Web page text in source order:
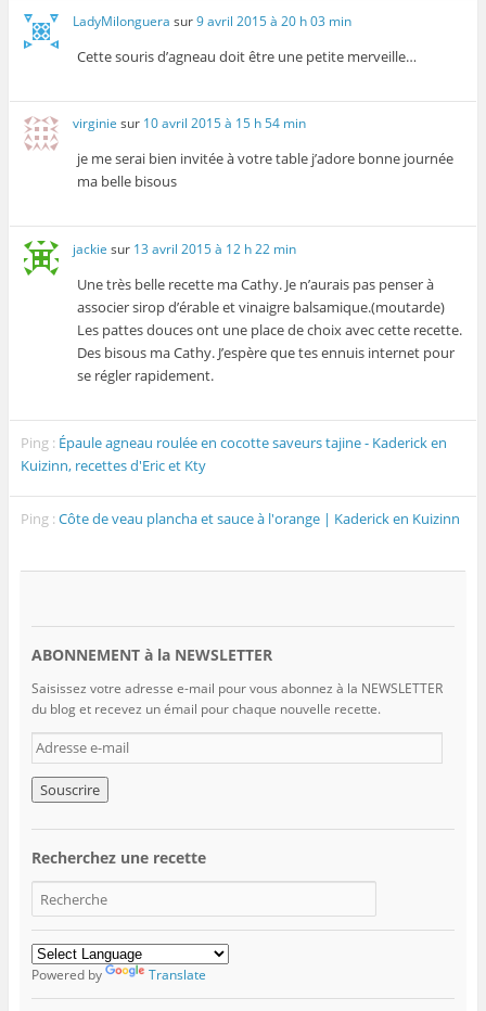
LadyMilonguera sur9 avril 2015 à 20 h 03 min
Cette souris d’agneau doit être une petite merveille…
virginie sur 10 avril 2015 à 15 h 54 min
je me serai bien invitée à votre table j’adore bonne journée
ma belle bisous
jackie sur 13 avril 2015 à 12 h 22 min
Une très belle recette ma Cathy. Je n’aurais pas penser à
associer sirop d’érable et vinaigre balsamique.(moutarde)
Les pattes douces ont une place de choix avec cette recette.
Des bisous ma Cathy. J’espère que tes ennuis internet pour
se régler rapidement.
Ping : Épaule agneau roulée en cocotte saveurs tajine - Kaderick en
Kuizinn, recettes d'Eric et Kty
Ping :Côte de veau plancha et sauce à l'orange | Kaderick en Kuizinn
ABONNEMENT à la NEWSLETTER
Saisissez votre adresse e-mail pour vous abonnez à la NEWSLETTER
du blog et recevez un émail pour chaque nouvelle recette.
A
d
r
e
s
e
e
m
a
i
Recherchez une recette
Powered by Translate